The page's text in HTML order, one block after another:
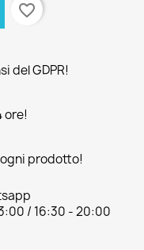
favorite_border
del GDPR!
ore!
prodotto!
/ 16:30 - 20:00